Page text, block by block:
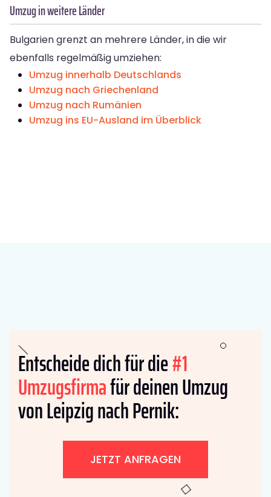
Umzug in weitere Länder
Bulgarien grenzt an mehrere Länder, in die wir
ebenfalls regelmäßig umziehen:
Umzug innerhalb Deutschlands
Umzug nach Griechenland
Umzug nach Rumänien
Umzug ins EU-Ausland im Überblick
Entscheide dich für die#1
Umzugsfirmafür deinen Umzug
von Leipzig nach Pernik:
JETZT ANFRAGEN